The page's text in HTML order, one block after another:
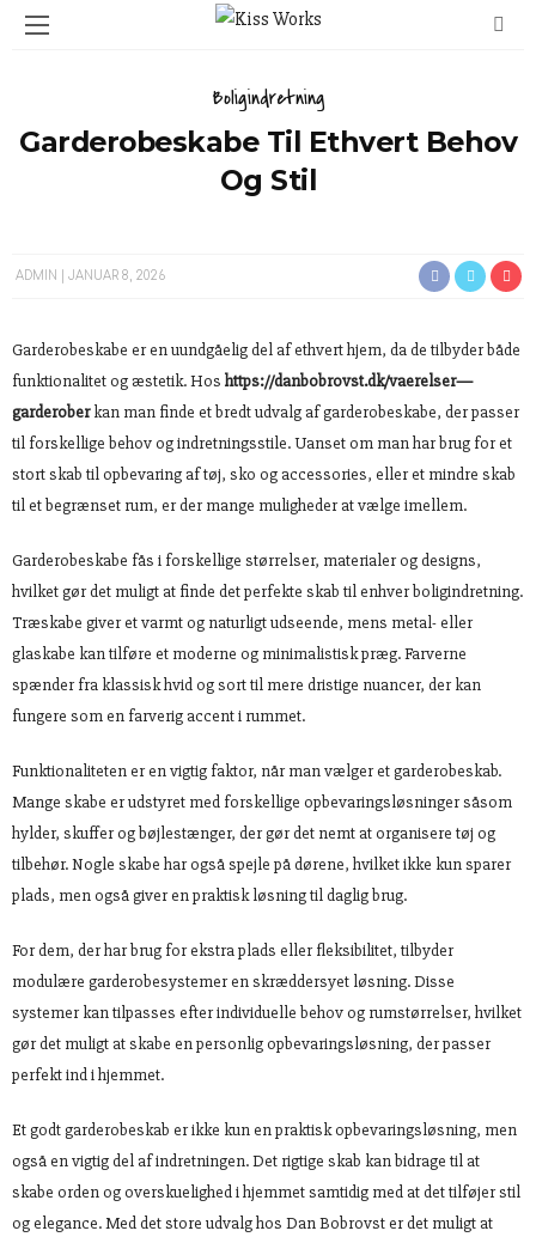
Boligindretning
Garderobeskabe Til Ethvert Behov
Og Stil
ADMIN JANUAR 8, 2026
Garderobeskabe er en uundgåelig del af ethvert hjem, da de tilbyder både
funktionalitet og æstetik. Hos https://danbobrovst.dk/vaerelser—
garderoberkan man finde et bredt udvalg af garderobeskabe, der passer
til forskellige behov og indretningsstile. Uanset om man har brug for et
stort skab til opbevaring af tøj, sko og accessories, eller et mindre skab
til et begrænset rum, er der mange muligheder at vælge imellem.
Garderobeskabe fås i forskellige størrelser, materialer og designs,
hvilket gør det muligt at finde det perfekte skab til enhver boligindretning.
Træskabe giver et varmt og naturligt udseende, mens metal- eller
glaskabe kan tilføre et moderne og minimalistisk præg. Farverne
spænder fra klassisk hvid og sort til mere dristige nuancer, der kan
fungere som en farverig accent i rummet.
Funktionaliteten er en vigtig faktor, når man vælger et garderobeskab.
Mange skabe er udstyret med forskellige opbevaringsløsninger såsom
hylder, skuffer og bøjlestænger, der gør det nemt at organisere tøj og
tilbehør. Nogle skabe har også spejle på dørene, hvilket ikke kun sparer
plads, men også giver en praktisk løsning til daglig brug.
For dem, der har brug for ekstra plads eller fleksibilitet, tilbyder
modulære garderobesystemer en skræddersyet løsning. Disse
systemer kan tilpasses efter individuelle behov og rumstørrelser, hvilket
gør det muligt at skabe en personlig opbevaringsløsning, der passer
perfekt ind i hjemmet.
Et godt garderobeskab er ikke kun en praktisk opbevaringsløsning, men
også en vigtig del af indretningen. Det rigtige skab kan bidrage til at
skabe orden og overskuelighed i hjemmet samtidig med at det tilføjer stil
og elegance. Med det store udvalg hos Dan Bobrovst er det muligt at